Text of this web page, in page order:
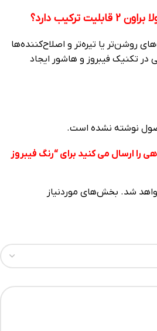
ترکیب دارد؟
روشن‌تر یا تیره‌تر و اصلاح‌کننده‌ها
در تکنیک فیبروز و هاشور ایجاد
نوشته نشده است.
را ارسال می کنید برای “رنگ فیبروز
شد. بخش‌های موردنیاز